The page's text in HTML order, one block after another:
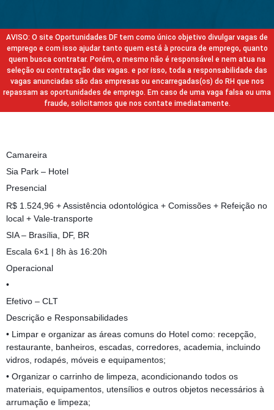
AVISO: O site Oportunidades DF tem como único objetivo divulgar vagas de
emprego e com isso ajudar tanto quem está à procura de emprego, quanto
quem busca contratar. Porém, o mesmo não é responsável e nem atua na
seleção ou contratação das vagas. e por isso, toda a responsabilidade das
vagas anunciadas são das empresas ou encarregadas(os) do RH que nos
repassam as oportunidades de emprego. Em caso de uma vaga falsa ou uma
fraude, solicitamos que nos contate imediatamente.
Camareira
Sia Park – Hotel
Presencial
R$ 1.524,96 + Assistência odontológica + Comissões + Refeição no
local + Vale-transporte
SIA – Brasília, DF, BR
Escala 6×1 | 8h às 16:20h
Operacional
•
Efetivo – CLT
Descrição e Responsabilidades
• Limpar e organizar as áreas comuns do Hotel como: recepção,
restaurante, banheiros, escadas, corredores, academia, incluindo
vidros, rodapés, móveis e equipamentos;
• Organizar o carrinho de limpeza, acondicionando todos os
materiais, equipamentos, utensílios e outros objetos necessários à
arrumação e limpeza;